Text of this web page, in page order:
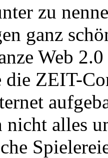
zu
ganz
Web
die ZEIT-
nicht alles